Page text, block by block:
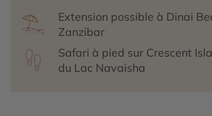
Extension possible à Dinai
Zanzibar
Safari à pied sur Crescent
du Lac Navaisha